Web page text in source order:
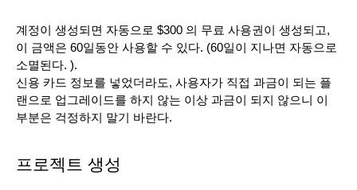
계정이 생성되면 자동으로 $300 의 무료 사용권이 생성되고,
이 금액은 60일동안 사용할 수 있다. (60일이 지나면 자동으로
소멸된다. ).
신용 카드 정보를 넣었더라도, 사용자가 직접 과금이 되는 플
랜으로 업그레이드를 하지 않는 이상 과금이 되지 않으니 이
부분은 걱정하지 말기 바란다.
프로젝트 생성